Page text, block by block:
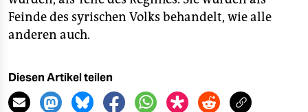
Feinde des syrischen Volks behandelt, wie alle
anderen auch.
Diesen Artikel teilen